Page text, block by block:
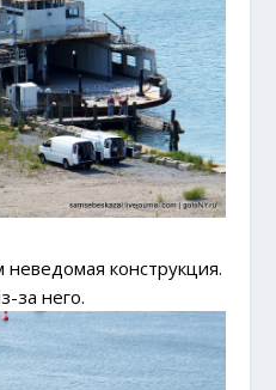
конструкция.
за него.